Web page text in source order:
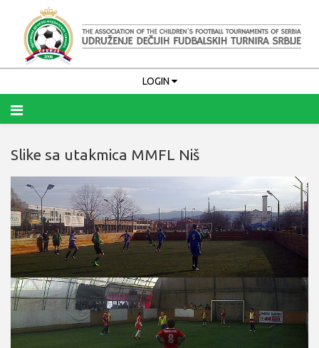
LOGIN
Upamti me
Zaboravili ste korisničko ime?
Zaboravili ste lozinku?
Slike sa utakmica MMFL Niš